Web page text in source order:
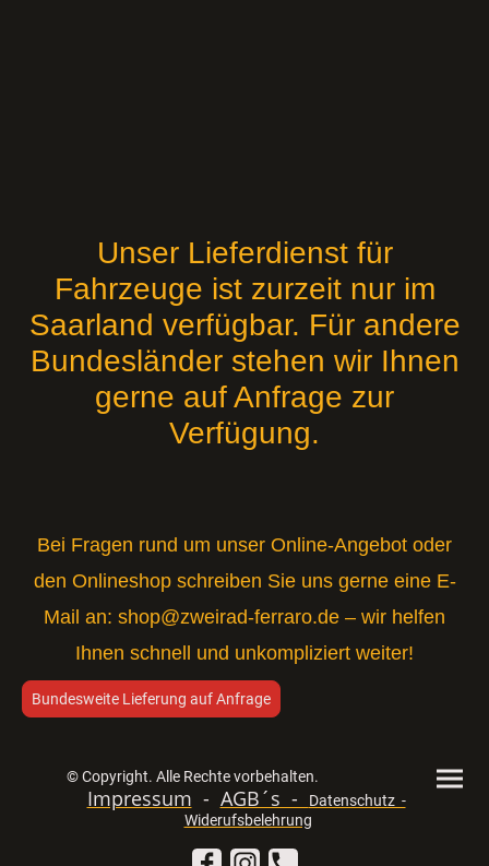
Unser Lieferdienst für
Fahrzeuge ist zurzeit nur im
Saarland verfügbar. Für andere
Bundesländer stehen wir Ihnen
gerne auf Anfrage zur
Verfügung.
Bei Fragen rund um unser Online-Angebot oder
den Onlineshop schreiben Sie uns gerne eine E-
Mail an: shop@zweirad-ferraro.de – wir helfen
Ihnen schnell und unkompliziert weiter!
Bundesweite Lieferung auf Anfrage
© Copyright. Alle Rechte vorbehalten.
Impressum - AGB´s -
Datenschutz -
Widerufsbelehrung